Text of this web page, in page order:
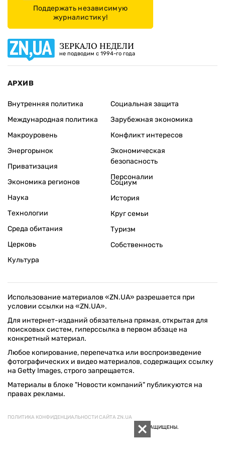
Поддержать независимую
журналистику!
ЗЕРКАЛО НЕДЕЛИ
не подводим с 1994-го года
АРХИВ
Внутренняя политика
Международная политика
Макроуровень
Энергорынок
Приватизация
Экономика регионов
Социальная защита
Зарубежная экономика
Конфликт интересов
Экономическая
безопасность
Персоналии
Наука
Технологии
Среда обитания
Церковь
Культура
Социум
История
Круг семьи
Туризм
Собственность
Использование материалов «ZN.UA» разрешается при
условии ссылки на «ZN.UA».
Для интернет-изданий обязательна прямая, открытая для
поисковых систем, гиперссылка в первом абзаце на
конкретный материал.
Любое копирование, перепечатка или воспроизведение
фотографических и видео материалов, содержащих ссылку
на Getty Images, строго запрещается.
Материалы в блоке "Новости компаний" публикуются на
правах рекламы.
ПОЛИТИКА КОНФИДЕНЦИАЛЬНОСТИ САЙТА ZN.UA
© 1994–2026 «ЗЕРКАЛО НЕДЕЛИ. УКРАИНА». ВСЕ ПРАВА ЗАЩИЩЕНЫ.